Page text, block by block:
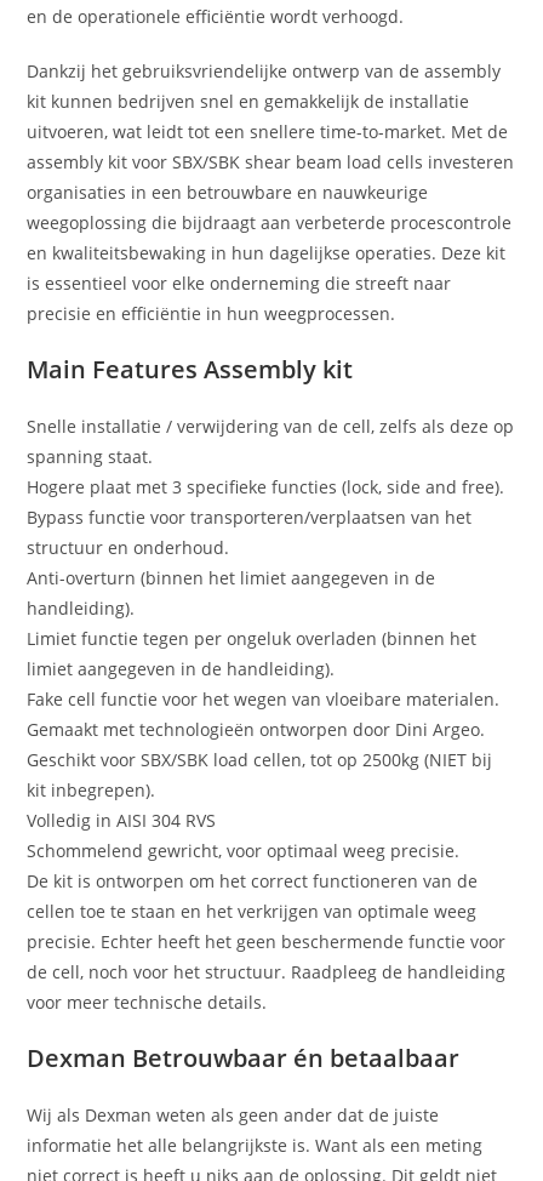
en de operationele efficiëntie wordt verhoogd.
Dankzij het gebruiksvriendelijke ontwerp van de assembly
kit kunnen bedrijven snel en gemakkelijk de installatie
uitvoeren, wat leidt tot een snellere time-to-market. Met de
assembly kit voor SBX/SBK shear beam load cells investeren
organisaties in een betrouwbare en nauwkeurige
weegoplossing die bijdraagt aan verbeterde procescontrole
en kwaliteitsbewaking in hun dagelijkse operaties. Deze kit
is essentieel voor elke onderneming die streeft naar
precisie en efficiëntie in hun weegprocessen.
Main Features Assembly kit
Snelle installatie / verwijdering van de cell, zelfs als deze op
spanning staat.
Hogere plaat met 3 specifieke functies (lock, side and free).
Bypass functie voor transporteren/verplaatsen van het
structuur en onderhoud.
Anti-overturn (binnen het limiet aangegeven in de
handleiding).
Limiet functie tegen per ongeluk overladen (binnen het
limiet aangegeven in de handleiding).
Fake cell functie voor het wegen van vloeibare materialen.
Gemaakt met technologieën ontworpen door Dini Argeo.
Geschikt voor SBX/SBK load cellen, tot op 2500kg (NIET bij
kit inbegrepen).
Volledig in AISI 304 RVS
Schommelend gewricht, voor optimaal weeg precisie.
De kit is ontworpen om het correct functioneren van de
cellen toe te staan en het verkrijgen van optimale weeg
precisie. Echter heeft het geen beschermende functie voor
de cell, noch voor het structuur. Raadpleeg de handleiding
voor meer technische details.
Dexman Betrouwbaar én betaalbaar
Wij als Dexman weten als geen ander dat de juiste
informatie het alle belangrijkste is. Want als een meting
niet correct is heeft u niks aan de oplossing. Dit geldt niet